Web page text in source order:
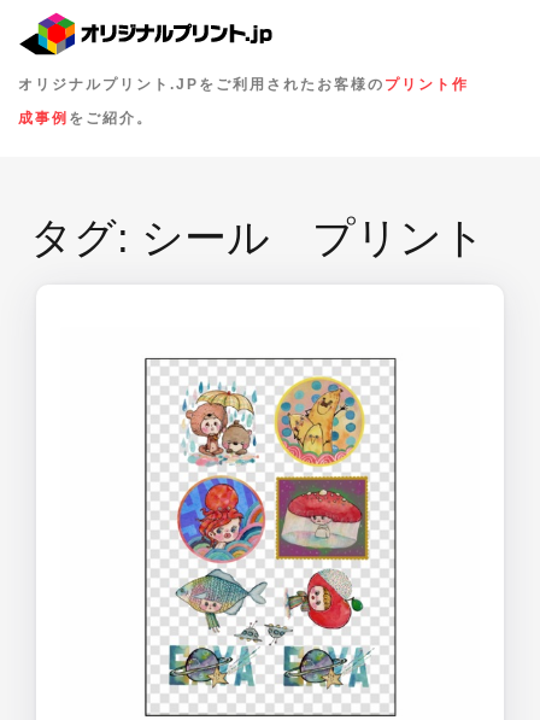
オリジナルプリント.JPをご利用されたお客様の プリント作
成事例 をご紹介。
タグ: シール プリント